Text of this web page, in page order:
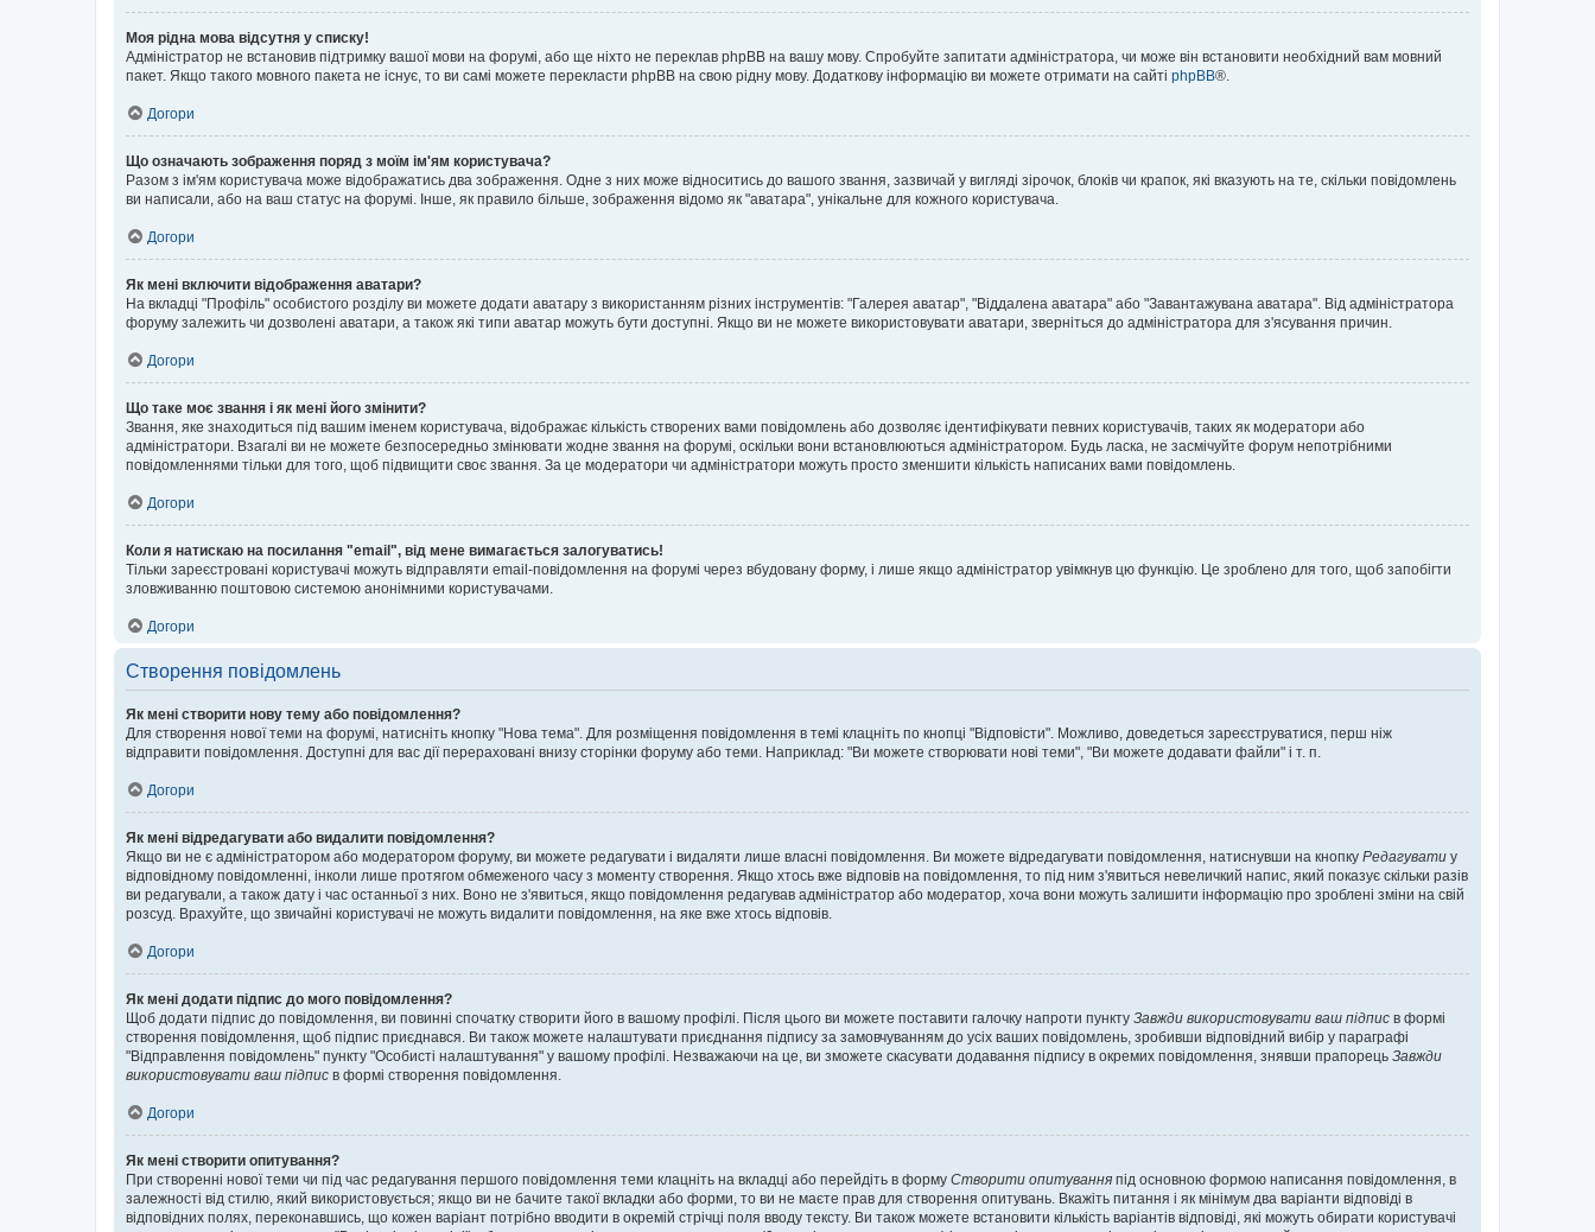
Моя рідна мова відсутня у списку!
Адміністратор не встановив підтримку вашої мови на форумі, або ще ніхто не переклав phpBB на вашу мову. Спробуйте запитати адміністратора, чи може він встановити необхідний вам мовний
пакет. Якщо такого мовного пакета не існує, то ви самі можете перекласти phpBB на свою рідну мову. Додаткову інформацію ви можете отримати на сайті phpBB®.
Догори
Що означають зображення поряд з моїм ім'ям користувача?
Разом з ім'ям користувача може відображатись два зображення. Одне з них може відноситись до вашого звання, зазвичай у вигляді зірочок, блоків чи крапок, які вказують на те, скільки повідомлень
ви написали, або на ваш статус на форумі. Інше, як правило більше, зображення відомо як "аватара", унікальне для кожного користувача.
Догори
Як мені включити відображення аватари?
На вкладці "Профіль" особистого розділу ви можете додати аватару з використанням різних інструментів: "Галерея аватар", "Віддалена аватара" або "Завантажувана аватара". Від адміністратора
форуму залежить чи дозволені аватари, а також які типи аватар можуть бути доступні. Якщо ви не можете використовувати аватари, зверніться до адміністратора для з'ясування причин.
Догори
Що таке моє звання і як мені його змінити?
Звання, яке знаходиться під вашим іменем користувача, відображає кількість створених вами повідомлень або дозволяє ідентифікувати певних користувачів, таких як модератори або
адміністратори. Взагалі ви не можете безпосередньо змінювати жодне звання на форумі, оскільки вони встановлюються адміністратором. Будь ласка, не засмічуйте форум непотрібними
повідомленнями тільки для того, щоб підвищити своє звання. За це модератори чи адміністратори можуть просто зменшити кількість написаних вами повідомлень.
Догори
Коли я натискаю на посилання "email", від мене вимагається залогуватись!
Тільки зареєстровані користувачі можуть відправляти email-повідомлення на форумі через вбудовану форму, і лише якщо адміністратор увімкнув цю функцію. Це зроблено для того, щоб запобігти
зловживанню поштовою системою анонімними користувачами.
Догори
Створення повідомлень
Як мені створити нову тему або повідомлення?
Для створення нової теми на форумі, натисніть кнопку "Нова тема". Для розміщення повідомлення в темі клацніть по кнопці "Відповісти". Можливо, доведеться зареєструватися, перш ніж
відправити повідомлення. Доступні для вас дії перераховані внизу сторінки форуму або теми. Наприклад: "Ви можете створювати нові теми", "Ви можете додавати файли" і т. п.
Догори
Як мені відредагувати або видалити повідомлення?
Якщо ви не є адміністратором або модератором форуму, ви можете редагувати і видаляти лише власні повідомлення. Ви можете відредагувати повідомлення, натиснувши на кнопку Редагувати у
відповідному повідомленні, інколи лише протягом обмеженого часу з моменту створення. Якщо хтось вже відповів на повідомлення, то під ним з'явиться невеличкий напис, який показує скільки разів
ви редагували, а також дату і час останньої з них. Воно не з'явиться, якщо повідомлення редагував адміністратор або модератор, хоча вони можуть залишити інформацію про зроблені зміни на свій
розсуд. Врахуйте, що звичайні користувачі не можуть видалити повідомлення, на яке вже хтось відповів.
Догори
Як мені додати підпис до мого повідомлення?
Щоб додати підпис до повідомлення, ви повинні спочатку створити його в вашому профілі. Після цього ви можете поставити галочку напроти пункту Завжди використовувати ваш підпис в формі
створення повідомлення, щоб підпис приєднався. Ви також можете налаштувати приєднання підпису за замовчуванням до усіх ваших повідомлень, зробивши відповідний вибір у параграфі
"Відправлення повідомлень" пункту "Особисті налаштування" у вашому профілі. Незважаючи на це, ви зможете скасувати додавання підпису в окремих повідомлення, знявши прапорець Завжди
використовувати ваш підпис в формі створення повідомлення.
Догори
Як мені створити опитування?
При створенні нової теми чи під час редагування першого повідомлення теми клацніть на вкладці або перейдіть в форму Створити опитування під основною формою написання повідомлення, в
залежності від стилю, який використовується; якщо ви не бачите такої вкладки або форми, то ви не маєте прав для створення опитувань. Вкажіть питання і як мінімум два варіанти відповіді в
відповідних полях, переконавшись, що кожен варіант потрібно вводити в окремій стрічці поля вводу тексту. Ви також можете встановити кількість варіантів відповіді, які можуть обирати користувачі